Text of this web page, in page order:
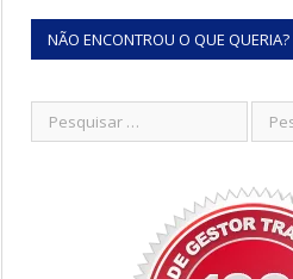
NÃO ENCONTROU O QUE QUERIA?